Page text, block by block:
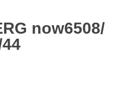
now6508/